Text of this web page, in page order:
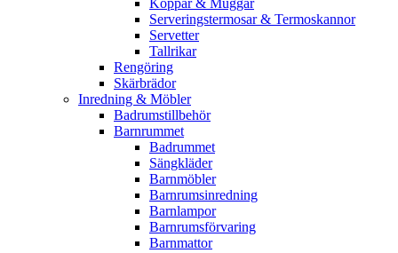
Koppar & Muggar
Serveringstermosar & Termoskannor
Servetter
Tallrikar
Rengöring
Skärbrädor
Inredning & Möbler
Badrumstillbehör
Barnrummet
Badrummet
Sängkläder
Barnmöbler
Barnrumsinredning
Barnlampor
Barnrumsförvaring
Barnmattor